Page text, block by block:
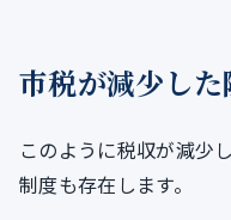
市税が減少し
このように税収が減少
制度も存在します。